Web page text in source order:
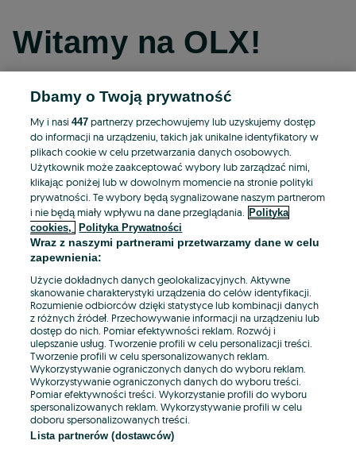
Witamy na OLX!
Kontynuuj przez Facebooka
Kontynuuj przez konto Apple
Kontynuuj przez konto Google
LUB
E-mail
Hasło
Dbamy o Twoją prywatność
My i nasi447 partnerzy przechowujemy lub uzyskujemy dostęp
do informacji na urządzeniu, takich jak unikalne identyfikatory w
plikach cookie w celu przetwarzania danych osobowych.
Użytkownik może zaakceptować wybory lub zarządzać nimi,
klikając poniżej lub w dowolnym momencie na stronie polityki
prywatności. Te wybory będą sygnalizowane naszym partnerom
i nie będą miały wpływu na dane przeglądania.
Polityka
cookies,
Polityka Prywatności
Wraz z naszymi partnerami przetwarzamy dane w celu
zapewnienia:
Użycie dokładnych danych geolokalizacyjnych. Aktywne
skanowanie charakterystyki urządzenia do celów identyfikacji.
Rozumienie odbiorców dzięki statystyce lub kombinacji danych
z różnych źródeł. Przechowywanie informacji na urządzeniu lub
dostęp do nich. Pomiar efektywności reklam. Rozwój i
ulepszanie usług. Tworzenie profili w celu personalizacji treści.
Tworzenie profili w celu spersonalizowanych reklam.
Wykorzystywanie ograniczonych danych do wyboru reklam.
Wykorzystywanie ograniczonych danych do wyboru treści.
Pomiar efektywności treści. Wykorzystanie profili do wyboru
spersonalizowanych reklam. Wykorzystywanie profili w celu
doboru spersonalizowanych treści.
Lista partnerów (dostawców)